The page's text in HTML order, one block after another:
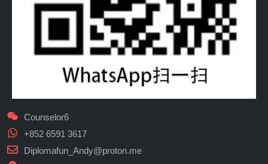
Counselor6
+852 6591 3617
Diplomafun_Andy@proton.me